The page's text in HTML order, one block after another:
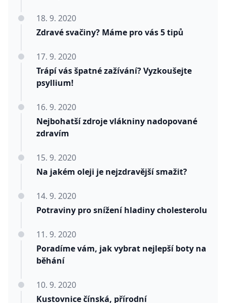
Zdravé svačiny? Máme pro vás 5 tipů
18. 9. 2020
Trápí vás špatné zažívání? Vyzkoušejte
psyllium!
17. 9. 2020
Nejbohatší zdroje vlákniny nadopované
zdravím
16. 9. 2020
Na jakém oleji je nejzdravější smažit?
15. 9. 2020
Potraviny pro snížení hladiny cholesterolu
14. 9. 2020
Poradíme vám, jak vybrat nejlepší boty na
běhání
11. 9. 2020
Kustovnice čínská, přírodní
10. 9. 2020